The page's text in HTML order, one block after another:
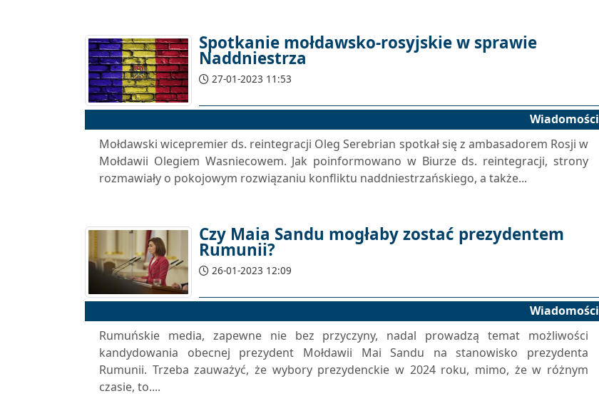
Spotkanie mołdawsko-rosyjskie w sprawie
Naddniestrza
27-01-2023 11:53
Wiadomości
Mołdawski wicepremier ds. reintegracji Oleg Serebrian spotkał się z ambasadorem Rosji w
Mołdawii Olegiem Wasniecowem. Jak poinformowano w Biurze ds. reintegracji, strony
rozmawiały o pokojowym rozwiązaniu konfliktu naddniestrzańskiego, a także...
Czy Maia Sandu mogłaby zostać prezydentem
Rumunii?
26-01-2023 12:09
Wiadomości
Rumuńskie media, zapewne nie bez przyczyny, nadal prowadzą temat możliwości
kandydowania obecnej prezydent Mołdawii Mai Sandu na stanowisko prezydenta
Rumunii. Trzeba zauważyć, że wybory prezydenckie w 2024 roku, mimo, że w różnym
czasie, to....